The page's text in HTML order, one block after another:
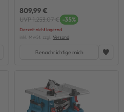
809,99 €
UVP 1.253,07 € -35%
Derzeit nicht lagernd
inkl. MwSt. zzgl. Versand
Benachrichtige mich